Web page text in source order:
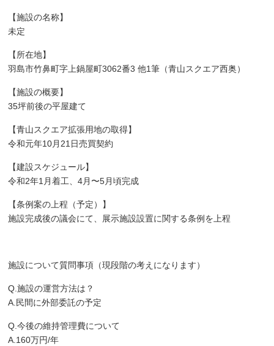
【施設の名称】
未定
【所在地】
羽島市竹鼻町字上鍋屋町3062番3 他1筆（青山スクエア西奥）
【施設の概要】
35坪前後の平屋建て
【青山スクエア拡張用地の取得】
令和元年10月21日売買契約
【建設スケジュール】
令和2年1月着工、4月〜5月頃完成
【条例案の上程（予定）】
施設完成後の議会にて、展示施設設置に関する条例を上程
施設について質問事項（現段階の考えになります）
Q.施設の運営方法は？
A.民間に外部委託の予定
Q.今後の維持管理費について
A.160万円/年